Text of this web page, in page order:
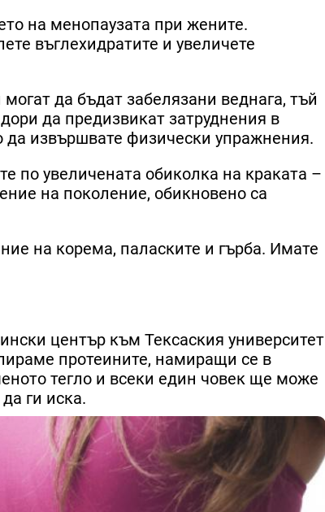
на менопаузата при жените.
въглехидратите и увеличете
да бъдат забелязани веднага, тъй
да предизвикат затруднения в
да извършвате физически упражнения.
по увеличената обиколка на краката –
на поколение, обикновено са
на корема, паласките и гърба. Имате
център към Тексаския университет
протеините, намиращи се в
тегло и всеки един човек ще може
ги иска.